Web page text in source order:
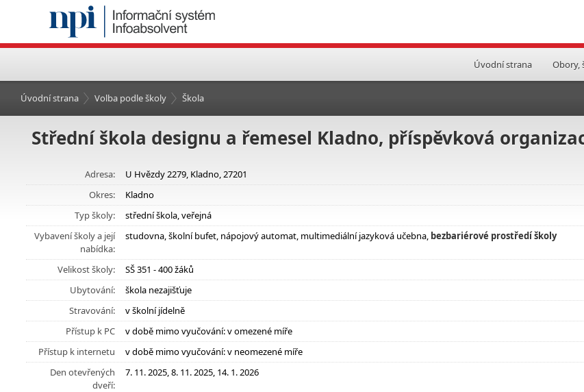
Úvodní strana Obory,
Úvodní strana Volba podle školy Škola
Střední škola designu a řemesel Kladno, příspěvková
Adresa:
U Hvězdy 2279, Kladno, 27201
Okres:
Kladno
Typ školy:
střední škola, veřejná
Vybavení školy a její
nabídka:
studovna, školní bufet, nápojový automat, multimediální jazyková učebna, bezbariérové prostředí školy
Velikost školy:
SŠ 351 - 400 žáků
Ubytování:
škola nezajišťuje
Stravování:
v školní jídelně
Přístup k PC
v době mimo vyučování: v omezené míře
Přístup k internetu
v době mimo vyučování: v neomezené míře
Den otevřených
dveří:
7. 11. 2025, 8. 11. 2025, 14. 1. 2026